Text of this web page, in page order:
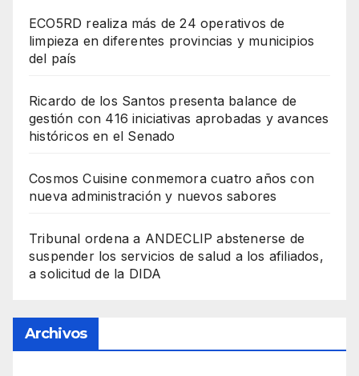
ECO5RD realiza más de 24 operativos de
limpieza en diferentes provincias y municipios
del país
Ricardo de los Santos presenta balance de
gestión con 416 iniciativas aprobadas y avances
históricos en el Senado
Cosmos Cuisine conmemora cuatro años con
nueva administración y nuevos sabores
Tribunal ordena a ANDECLIP abstenerse de
suspender los servicios de salud a los afiliados,
a solicitud de la DIDA
Archivos